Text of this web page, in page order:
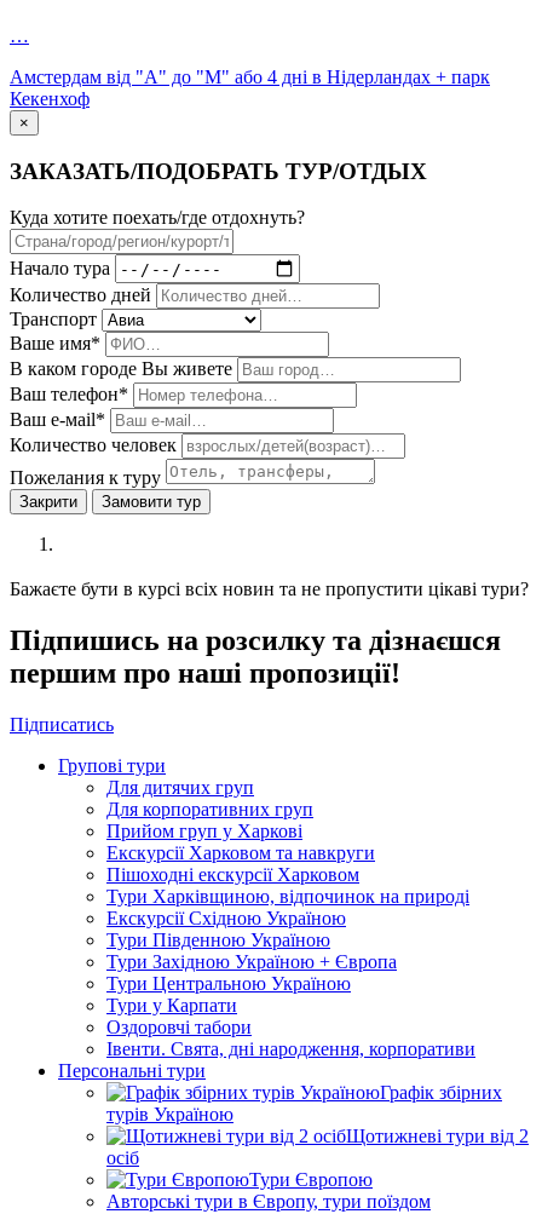
…
Амстердам від "А" до "М" або 4 дні в Нідерландах + парк
Кекенхоф
×
ЗАКАЗАТЬ/ПОДОБРАТЬ ТУР/ОТДЫХ
Куда хотите поехать/где отдохнуть?
Начало тура
Количество дней
Транспорт
Ваше имя*
В каком городе Вы живете
Ваш телефон*
Ваш е-мail*
Количество человек
Пожелания к туру
Закрити Замовити тур
Бажаєте бути в курсі всіх новин та не пропустити цікаві тури?
Підпишись на розсилку та дізнаєшся
першим про наші пропозиції!
Підписатись
Групові тури
Для дитячих груп
Для корпоративних груп
Прийом груп у Харкові
Екскурсії Харковом та навкруги
Пішоходні екскурсії Харковом
Тури Харківщиною, відпочинок на природі
Екскурсії Східною Україною
Тури Південною Україною
Тури Західною Україною + Європа
Тури Центральною Україною
Тури у Карпати
Оздоровчі табори
Івенти. Свята, дні народження, корпоративи
Персональні тури
Графік збірних
турів Україною
Щотижневі тури від 2
осіб
Тури Європою
Авторські тури в Європу, тури поїздом